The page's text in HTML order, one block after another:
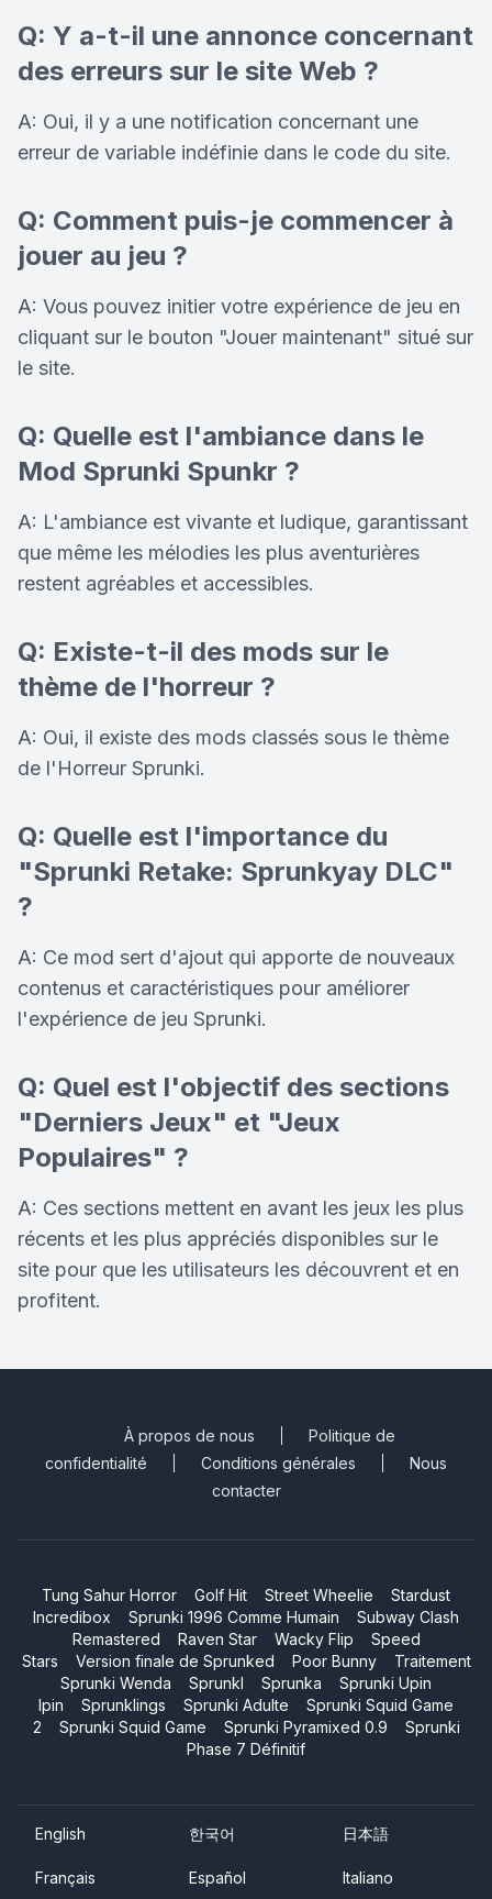
Q: Y a-t-il une annonce concernant
des erreurs sur le site Web ?
A: Oui, il y a une notification concernant une
erreur de variable indéfinie dans le code du site.
Q: Comment puis-je commencer à
jouer au jeu ?
A: Vous pouvez initier votre expérience de jeu en
cliquant sur le bouton "Jouer maintenant" situé sur
le site.
Q: Quelle est l'ambiance dans le
Mod Sprunki Spunkr ?
A: L'ambiance est vivante et ludique, garantissant
que même les mélodies les plus aventurières
restent agréables et accessibles.
Q: Existe-t-il des mods sur le
thème de l'horreur ?
A: Oui, il existe des mods classés sous le thème
de l'Horreur Sprunki.
Q: Quelle est l'importance du
"Sprunki Retake: Sprunkyay DLC"
?
A: Ce mod sert d'ajout qui apporte de nouveaux
contenus et caractéristiques pour améliorer
l'expérience de jeu Sprunki.
Q: Quel est l'objectif des sections
"Derniers Jeux" et "Jeux
Populaires" ?
A: Ces sections mettent en avant les jeux les plus
récents et les plus appréciés disponibles sur le
site pour que les utilisateurs les découvrent et en
profitent.
À propos de nous
Politique de
confidentialité
Conditions générales
Nous
contacter
Tung Sahur Horror Golf Hit Street Wheelie
Stardust
Incredibox
Sprunki 1996 Comme Humain
Subway Clash
Remastered
Raven Star Wacky Flip
Speed
Stars
Version finale de Sprunked Poor Bunny
Traitement
Sprunki Wenda
Sprunkl Sprunka
Sprunki Upin
Ipin
Sprunklings Sprunki Adulte
Sprunki Squid Game
2
Sprunki Squid Game Sprunki Pyramixed 0.9
Sprunki
Phase 7 Définitif
English 한국어 日本語
Français Español Italiano